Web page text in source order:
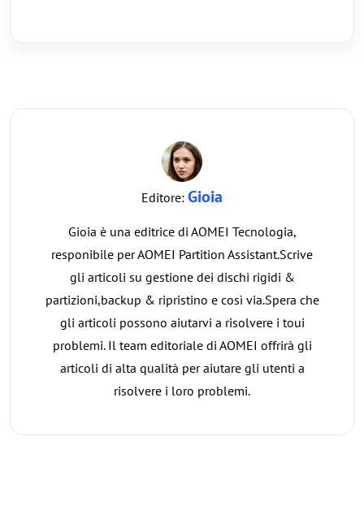
Editore: Gioia
Gioia è una editrice di AOMEI Tecnologia,
responibile per AOMEI Partition Assistant.Scrive
gli articoli su gestione dei dischi rigidi &
partizioni,backup & ripristino e così via.Spera che
gli articoli possono aiutarvi a risolvere i toui
problemi. Il team editoriale di AOMEI offrirà gli
articoli di alta qualità per aiutare gli utenti a
risolvere i loro problemi.